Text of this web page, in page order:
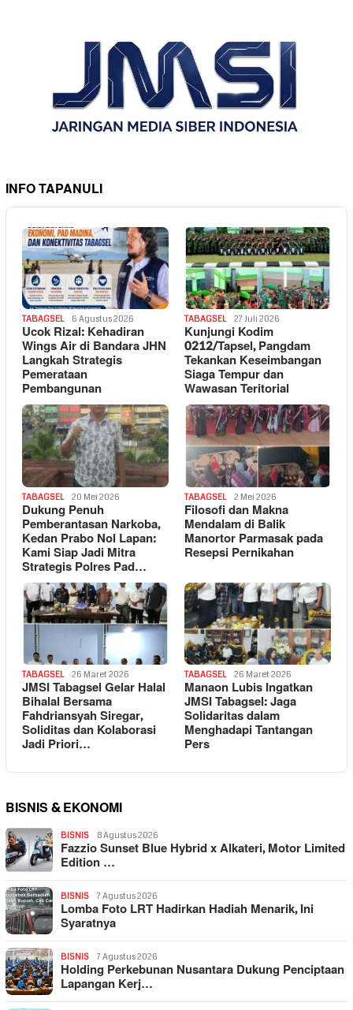
INFO TAPANULI
TABAGSEL 6 Agustus 2026
Ucok Rizal: Kehadiran
Wings Air di Bandara JHN
Langkah Strategis
Pemerataan
Pembangunan
TABAGSEL 27 Juli 2026
Kunjungi Kodim
0212/Tapsel, Pangdam
Tekankan Keseimbangan
Siaga Tempur dan
Wawasan Teritorial
TABAGSEL 20 Mei 2026
Dukung Penuh
Pemberantasan Narkoba,
Kedan Prabo Nol Lapan:
Kami Siap Jadi Mitra
Strategis Polres Pad…
TABAGSEL 2 Mei 2026
Filosofi dan Makna
Mendalam di Balik
Manortor Parmasak pada
Resepsi Pernikahan
TABAGSEL 26 Maret 2026
JMSI Tabagsel Gelar Halal
Bihalal Bersama
Fahdriansyah Siregar,
Soliditas dan Kolaborasi
Jadi Priori…
TABAGSEL 26 Maret 2026
Manaon Lubis Ingatkan
JMSI Tabagsel: Jaga
Solidaritas dalam
Menghadapi Tantangan
Pers
BISNIS & EKONOMI
BISNIS 8 Agustus 2026
Fazzio Sunset Blue Hybrid x Alkateri, Motor Limited
Edition …
BISNIS 7 Agustus 2026
Lomba Foto LRT Hadirkan Hadiah Menarik, Ini
Syaratnya
BISNIS 7 Agustus 2026
Holding Perkebunan Nusantara Dukung Penciptaan
Lapangan Kerj…